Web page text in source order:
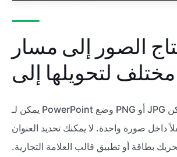
الصور إلى مسار
يمكن لـ PowerPoint وضع PNG أو JPG على الشريحة، لكن
داخل صورة واحدة. لا يمكنك تحديد العنوان
بطاقة أو تطبيق قالب العلامة التجارية.